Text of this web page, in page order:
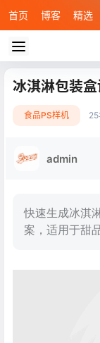
首页 博客 精选
冰淇淋包装
食品PS样机
admin
快速生成冰淇
案，适用于甜